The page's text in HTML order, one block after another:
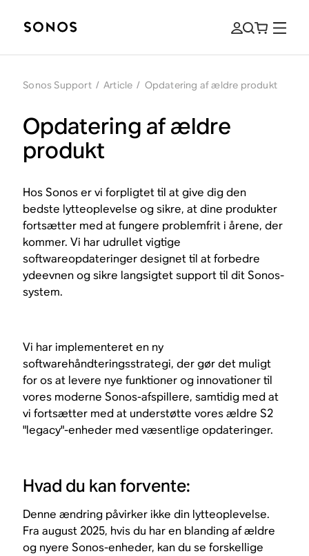
Sonos Support / Article / Opdatering af ældre produkt
Opdatering af ældre
produkt
Hos Sonos er vi forpligtet til at give dig den
bedste lytteoplevelse og sikre, at dine produkter
fortsætter med at fungere problemfrit i årene, der
kommer. Vi har udrullet vigtige
softwareopdateringer designet til at forbedre
ydeevnen og sikre langsigtet support til dit Sonos-
system.
Vi har implementeret en ny
softwarehåndteringsstrategi, der gør det muligt
for os at levere nye funktioner og innovationer til
vores moderne Sonos-afspillere, samtidig med at
vi fortsætter med at understøtte vores ældre S2
"legacy"-enheder med væsentlige opdateringer.
Hvad du kan forvente:
Denne ændring påvirker ikke din lytteoplevelse.
Fra august 2025, hvis du har en blanding af ældre
og nyere Sonos-enheder, kan du se forskellige